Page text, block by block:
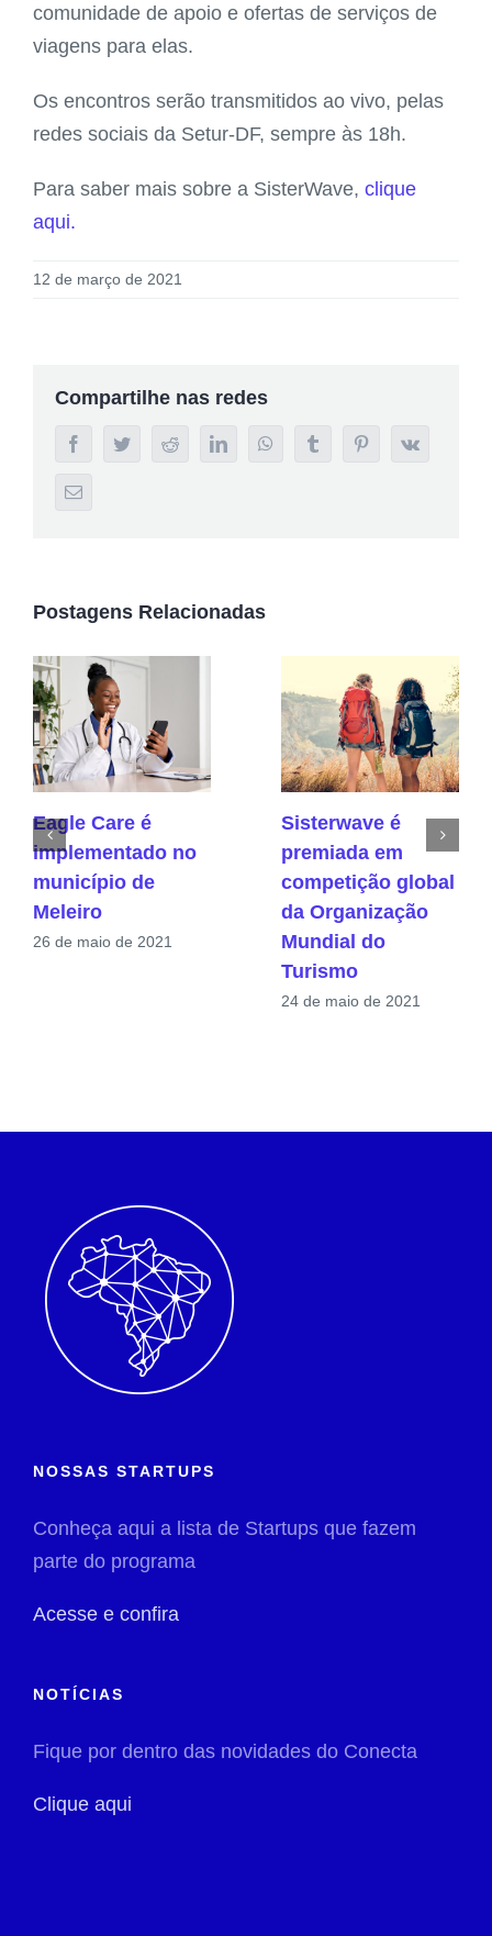
comunidade de apoio e ofertas de serviços de
viagens para elas.
Os encontros serão transmitidos ao vivo, pelas
redes sociais da Setur-DF, sempre às 18h.
Para saber mais sobre a SisterWave, clique
aqui.
12 de março de 2021
Compartilhe nas redes
FacebookTwitterRedditLinkedInWhatsAppTumblr PinterestVk
E-
Postagens Relacionadas
Eagle Care é
implementado no
município de
Meleiro
26 de maio de 2021
Sisterwave é
premiada em
competição global
da Organização
Mundial do
Turismo
24 de maio de 2021
NOSSAS STARTUPS
Conheça aqui a lista de Startups que fazem
parte do programa
Acesse e confira
NOTÍCIAS
Fique por dentro das novidades do Conecta
Clique aqui